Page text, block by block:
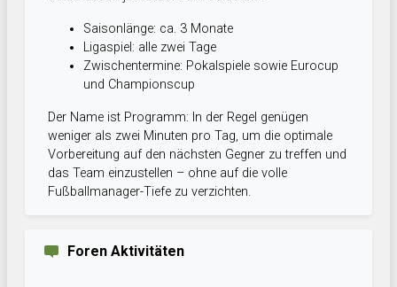
Saisonlänge: ca. 3 Monate
Ligaspiel: alle zwei Tage
Zwischentermine: Pokalspiele sowie Eurocup
und Championscup
Der Name ist Programm: In der Regel genügen
weniger als zwei Minuten pro Tag, um die optimale
Vorbereitung auf den nächsten Gegner zu treffen und
das Team einzustellen – ohne auf die volle
Fußballmanager-Tiefe zu verzichten.
Foren Aktivitäten